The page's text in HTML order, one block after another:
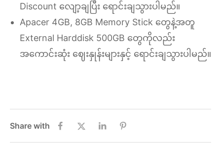
Discount လျော့ချပြီး ရောင်းချသွားပါမည်။
Apacer 4GB, 8GB Memory Stick တွေနဲ့အတူ
External Harddisk 500GB တွေကိုလည်း
အကောင်းဆုံး ဈေးနှုန်းများနှင့် ရောင်းချသွားပါမည်။
Share with